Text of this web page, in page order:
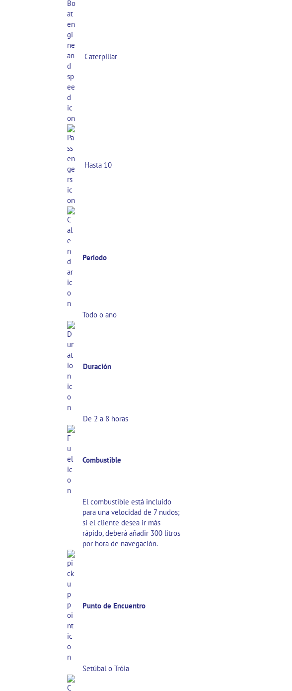
Caterpillar
Hasta 10
Periodo
Todo o ano
Duración
De 2 a 8 horas
Combustible
El combustible está incluido
para una velocidad de 7 nudos;
si el cliente desea ir más
rápido, deberá añadir 300 litros
por hora de navegación.
Punto de Encuentro
Setúbal o Tróia